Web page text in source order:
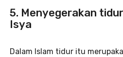
5. Menyegerakan
Isya
Dalam Islam tidur itu